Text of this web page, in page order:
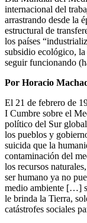
internacional del
arrastrando desde la
estructural de
los países
subsidio ecológico,
seguir funcionando
Por Horacio
El 21 de febrero de
I Cumbre sobre el
político del Sur
los pueblos y
suicida que la
contaminación del
los recursos
ser humano ya no
medio ambiente […]
le brinda la Tierra,
catástrofes sociales